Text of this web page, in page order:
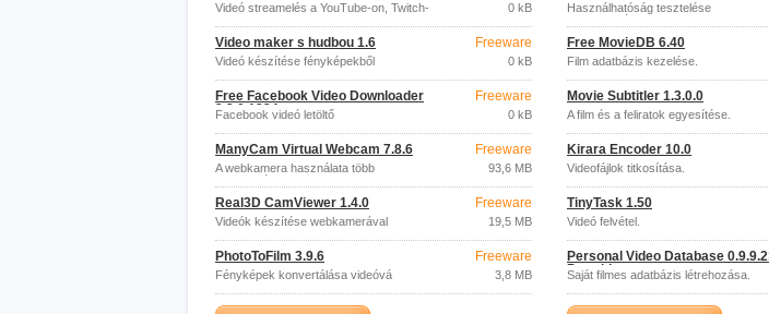
Videó streamelés a YouTube-on, Twitch-
0 kB
Video maker s hudbou 1.6
Videó készítése fényképekből
Freeware
0 kB
Free Facebook Video Downloader
3.2.0.1224
Facebook videó letöltő
Freeware
0 kB
ManyCam Virtual Webcam 7.8.6
A webkamera használata több
alkalmazásban egyszerre
Freeware
93,6 MB
Real3D CamViewer 1.4.0
Videók készítése webkamerával
Freeware
19,5 MB
PhotoToFilm 3.9.6
Fényképek konvertálása videóvá
Freeware
3,8 MB
Használhatóság tesztelése
webkamerával.
Free MovieDB 6.40
Film adatbázis kezelése.
Movie Subtitler 1.3.0.0
A film és a feliratok egyesítése.
Kirara Encoder 10.0
Videofájlok titkosítása.
TinyTask 1.50
Videó felvétel.
Personal Video Database
Portable
Saját filmes adatbázis létrehozása.